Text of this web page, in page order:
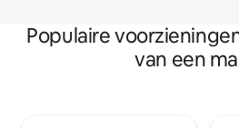
Populaire
van een